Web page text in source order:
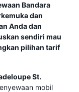
Bandara
dan
Anda dan
sendiri mau
pilihan tarif
St.
mobil